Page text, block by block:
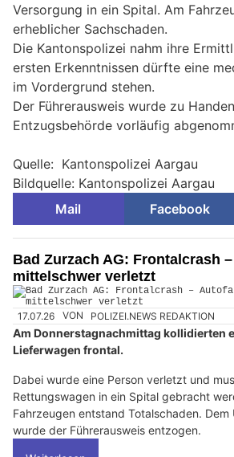
Versorgung in ein Spital. Am
erheblicher Sachschaden.
Die Kantonspolizei nahm ihre
ersten Erkenntnissen dürfte eine
im Vordergrund stehen.
Der Führerausweis wurde zu
Entzugsbehörde vorläufig
Quelle: Kantonspolizei Aargau
Bildquelle: Kantonspolizei Aargau
Mail
Facebook
Bad Zurzach AG: Frontalcrash
mittelschwer verletzt
17.07.26 VON POLIZEI.NEWS REDAKTION
Am Donnerstagnachmittag kollidierten
Lieferwagen frontal.
Dabei wurde eine Person verletzt und
Rettungswagen in ein Spital gebracht
Fahrzeugen entstand Totalschaden. Dem
wurde der Führerausweis entzogen.